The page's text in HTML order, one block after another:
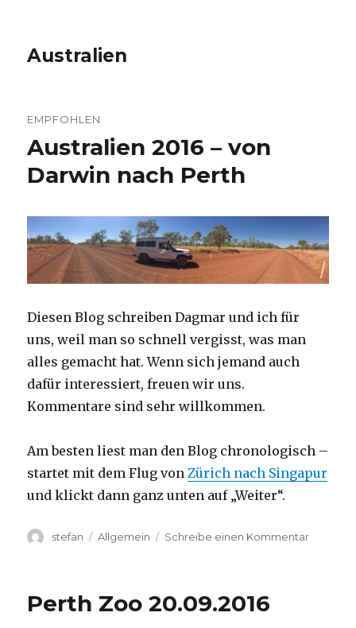
Australien
EMPFOHLEN
Australien 2016 – von
Darwin nach Perth
Diesen Blog schreiben Dagmar und ich für
uns, weil man so schnell vergisst, was man
alles gemacht hat. Wenn sich jemand auch
dafür interessiert, freuen wir uns.
Kommentare sind sehr willkommen.
Am besten liest man den Blog chronologisch –
startet mit dem Flug vonZürich nach Singapur
und klickt dann ganz unten auf „Weiter“.
Autor
stefan Kategorien
Allgemein Schreibe einen Kommentarzu
Perth Zoo 20.09.2016